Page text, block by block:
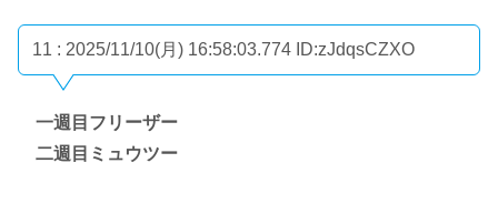
11 : 2025/11/10(月) 16:58:03.774 ID:zJdqsCZXO
一週目フリーザー
二週目ミュウツー